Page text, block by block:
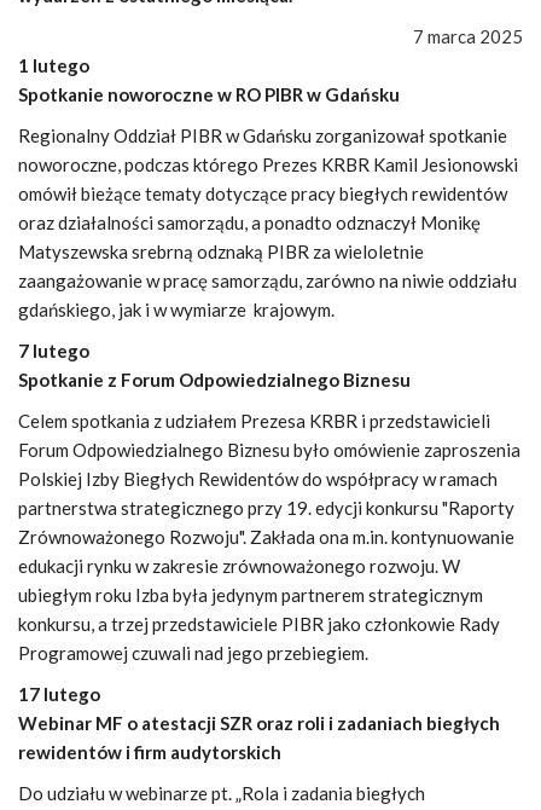
7 marca 2025
1 lutego
Spotkanie noworoczne w RO PIBR w Gdańsku
Regionalny Oddział PIBR w Gdańsku zorganizował spotkanie
noworoczne, podczas którego Prezes KRBR Kamil Jesionowski
omówił bieżące tematy dotyczące pracy biegłych rewidentów
oraz działalności samorządu, a ponadto odznaczył Monikę
Matyszewska srebrną odznaką PIBR za wieloletnie
zaangażowanie w pracę samorządu, zarówno na niwie oddziału
gdańskiego, jak i w wymiarze krajowym.
7 lutego
Spotkanie z Forum Odpowiedzialnego Biznesu
Celem spotkania z udziałem Prezesa KRBR i przedstawicieli
Forum Odpowiedzialnego Biznesu było omówienie zaproszenia
Polskiej Izby Biegłych Rewidentów do współpracy w ramach
partnerstwa strategicznego przy 19. edycji konkursu "Raporty
Zrównoważonego Rozwoju". Zakłada ona m.in. kontynuowanie
edukacji rynku w zakresie zrównoważonego rozwoju. W
ubiegłym roku Izba była jedynym partnerem strategicznym
konkursu, a trzej przedstawiciele PIBR jako członkowie Rady
Programowej czuwali nad jego przebiegiem.
17 lutego
Webinar MF o atestacji SZR oraz roli i zadaniach biegłych
rewidentów i firm audytorskich
Do udziału w webinarze pt. „Rola i zadania biegłych